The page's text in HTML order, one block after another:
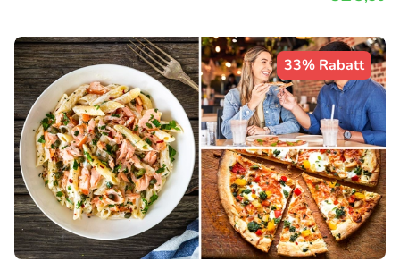
33% Rabatt